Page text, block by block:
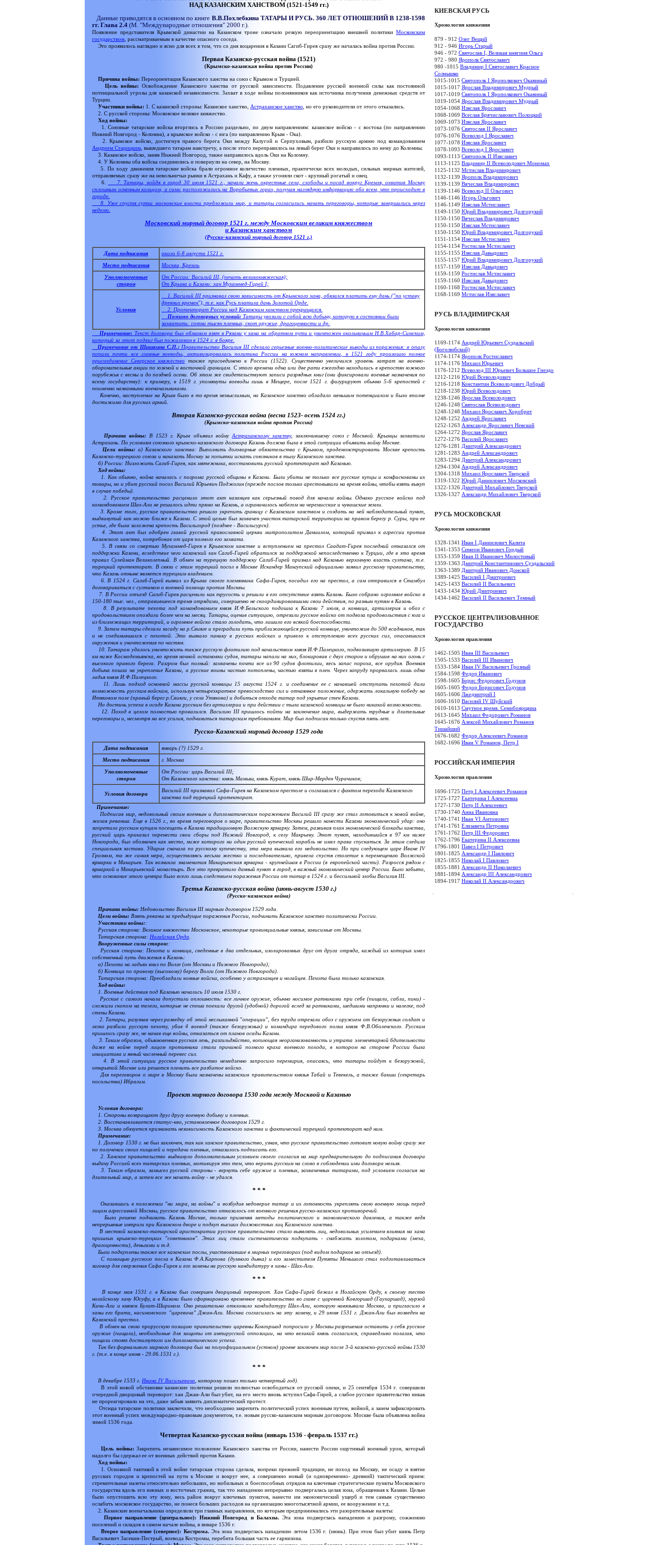
НАД КАЗАНСКИМ ХАНСТВОМ (1521-1549 гг.)
Данные приводятся в основном по книге В.В.Похлебкина ТАТАРЫ И РУСЬ. 360 ЛЕТ ОТНОШЕНИЙ В 1238-1598
гг. Глава 2.4 (М. "Международные отношения" 2000 г.).
Появление представителя Крымской династии на Казанском троне означало резкую переориентацию внешней политики Московским
государством , рассматриваемым в качестве опасного соседа.
Это проявилось наглядно и ясно для всех в том, что со дня воцарения в Казани Сагиб-Гирея сразу же началась война против России.
Первая Казанско-русская война (1521)
(Крымско-казанская война против России)
Причина войны: Переориентация Казанского ханства на союз с Крымом и Турцией.
Цель войны: Освобождение Казанского ханства от русской зависимости. Подавление русской военной силы как постоянной
потенциальной угрозы для казанской независимости. Захват в ходе войны полонянников как источника получения денежных средств от
Турции.
Участники войны: 1. С казанской стороны: Казанское ханство, Астраханское ханство, но его руководители от этого отказались.
2. С русской стороны: Московское великое княжество.
Ход войны:
1. Союзные татарские войска вторглись в Россию раздельно, по двум направлениям: казанское войско - с востока (по направлению
Нижний Новгород - Коломна), а крымское войско - с юга (по направлению Крым - Ока).
2. Крымское войско, достигнув правого берега Оки между Калугой и Серпуховым, разбило русскую армию под командованием
Андреем Старицким, вышедшего татарам навстречу, а после этого переправилось на левый берег Оки и направилось по нему до Коломны.
3. Казанское войско, заняв Нижний Новгород, также направилось вдоль Оки на Коломну.
4. У Коломны оба войска соединились и повернули на север, на Москву.
5. По ходу движения татарские войска брали огромное количество пленных, практически всех молодых, сильных мирных жителей,
отправляемых сразу же на невольничьи рынки в Астрахань и Кафу, а также угоняли скот - крупный рогатый и овец.
6.
7. Татары, войдя в город 30 июля 1521 г., начали жечь окрестные села, слободы и посад вокруг Кремля, охватив Москву
сплошным огненным кольцом, а сами расположились на Воробьевых горах, получая наглядную информацию обо всем, что происходит в
городе.
8. Уже спустя сутки московские власти предложили мир, и татары согласились начать переговоры, которые завершились через
неделю.
Московский мирный договор 1521 г. между Московским великим княжеством
и Казанским ханством
(Русско-казанский мирный договор 1521 г.)
Дата подписания
около 6-8 августа 1521 г.
Место подписания
Москва, Кремль
Уполномоченные
сторон
От России: Василий III, (печать великокняжеская);
От Крыма и Казани: хан Мухаммед-Гирей I;
Условия
1. Василий III признавал свою зависимость от Крымского хана, обязался платить ему дань ("по уставу
древних времен"), т.е. как Русь платила дань Золотой Орде
2. Протекторат России над Казанским ханством прекращался.
Помимо договорных условий: Татары увозили с собой всю добычу, которую в состоянии были
захватить: сотни тысяч пленных, скот оружие, драгоценности и др.
Примечание: Текст договора был обманом взят в Рязани у хана на обратном пути и уничтожен окольничьим Н.В.Хабар-Симским,
который за этот подвиг был пожалован в 1524 г. в бояре.
Примечание от Шишкина С.П.: Правительство Василия III сделало серьезные военно-политические выводы из поражения: в опалу
попали почти все главные воеводы, активизировалась политика России на южном направлении, в 1521 году произошло полное
присоединение Северское княжество
также присоединено к России (1522). Существенно увеличился уровень затрат на военно-
оборонительные акции по южной и восточной границам. С этого времени одна или две рати ежегодно находились в крепостях южного
порубежья с весны и до поздней осени. Об этом же свидетельствуют записи разрядных книг (они фиксировали военные назначения по
всему государству): к примеру, в 1519 г. упомянуты воеводы лишь в Мещере, после 1521 г. фигурируют обычно 5-6 крепостей с
поименно названными военачальниками.
Конечно, наступление на Крым было в то время немыслимым, но Казанское ханство обладало меньшим потенциалом и было вполне
достижимо для русских армий.
Вторая Казанско-русская война (весна 1523- осень 1524 гг.)
(Крымско-казанская война против России)
Причина войны: В 1523 г. Крым объявил войну Астраханскому ханству, заключившему союз с Москвой. Крымцы захватили
Астрахань. По условиям союзного крымско-казанского договора Казань должна была в этой ситуации объявить войну Москве.
Цели войны: а) Казанского ханства: Выполнить договорные обязательства с Крымом, продемонстрировать Москве крепость
Казанско-турецкого союза и наказать Москву за попытки искать союзников в тылу Казанского ханства.
б) России: Низложить Сагиб-Гирея, как мятежника, восстановить русский протекторат над Казанью.
Ход войны:
1. Как обычно, война началась с погрома русской общины в Казани. Были убиты не только все русские купцы и конфискованы их
товары, но и убит русский посол Василий Юрьевич Поджогин (прежде послов только арестовывали на время войны, чтобы взять выкуп
в случае победы).
2. Русское правительство расценило этот акт казанцев как серьезный повод для начала войны. Однако русское войско под
командованием Шах-Али не решилось идти прямо на Казань, а ограничилось набегом на черемисские и чувашские земли.
3. Кроме того, русское правительство решило укрепить границу с Казанским ханством и создать на ней наблюдательный пункт,
выдвинутый как можно ближе к Казани. С этой целью был захвачен участок татарской территории на правом берегу р. Суры, при ее
устье, где была заложена крепость Васильгород (позднее - Васильсурск).
4. Этот акт был одобрен главой русской православной церкви митрополитом Даниилом, который призвал к агрессии против
Казанского ханства, потребовав от царя полного его захвата.
5. В связи со смертью Мухаммед-Гирея в Крымском ханстве и вступлением на престол Саадат-Гирея последний отказался от
поддержки Казани, вследствие чего казанский хан Сагиб-Гирей обратился за поддержкой непоследственно к Турции, где в это время
правил Сулейман Великолепный. В обмен на турецкую поддержку Сагиб-Гирей признал над Казанью верховную власть султана, т.е.
турецкий протекторат. В связи с этим турецкий посол в Москве Искандер Мангупский официально заявил русскому правительству,
что Казань отныне является турецким владением.
6. В 1524 г. Сагиб-Гирей вызвал из Крыма своего племянника Сафа-Гирея, посадил его на престол, а сам отправился в Стамбул
договариваться с султаном о военной помощи против Москвы.
7. В России отъезд Сагиб-Гирея расценили как трусость и решили в его отсутствие взять Казань. Было собрано огромное войско в
150-180 тыс. чел., отправившееся тремя отрядами, совершенно не скоординировавшими свои действия, по разным путям в Казань.
8. В результате пехота под командованием князя И.Ф.Бельского подошла к Казани 7 июля, а конница, артиллерия и обоз с
продовольствием опоздали более чем на месяц. Татары, оценив ситуацию, отрезали русское войско от подвоза продовольствия с юга и
из близлежащих территорий, и огромное войско стало голодать, что лишило его всякой боеспособности.
9. Затем татары сделали засаду на р.Свияге и преградили путь приближающейся русской коннице, уничтожив до 500 всадников, так
и не соединившихся с пехотой. Это вызвало панику в русских войсках и привело к отступлению всех русских сил, опасавшихся
окружения и уничтожения по частям.
10. Татарам удалось уничтожить также русскую флотилию под начальством князя И.Ф.Палецкого, подвозившую артиллерию. В 15
км ниже Космодемьянска, во время ночной остановки судов, татары напали на них, блокировав с двух сторон и обрушив на них огонь с
высокого правого берега. Разгром был полный: захвачены почти все из 90 судов флотилии, весь запас пороха, все орудия. Военная
добыча пошла на укрепление Казани, а русские воины частью потоплены, частью взяты в плен. Через запруду прорвалась лишь одна
ладья князя И.Ф.Палецкого.
11. Лишь подход основной массы русской конницы 15 августа 1524 г. и соединение ее с начавшей отступать пехотой дали
возможность русским войскам, используя четырехкратное превосходство сил и отчаянное положение, одержать локальную победу на
Итяковом поле (правый берег р.Свияги, у села Утякова) и добиться отхода татар под укрытие стен Казани.
Но достичь успеха в осаде Казани русским без артиллерии и при действии с тыла казанской конницы не было никакой возможности.
12. Поход в целом полностью провалился. Василию III пришлось пойти на заключение мира, выдержать трудные и длительные
переговоры и, несмотря на все усилия, подчиниться татарским требованиям. Мир был подписан только спустя пять лет.
Русско-Казанский мирный договор 1529 года
Дата подписания
январь (?) 1529 г.
Место подписания
г. Москва
Уполномоченные
сторон
От России: царь Василий III;
От Казанского ханства: князь Мамыш, князь Курат, князь Шир-Мерден Чурачиков;
Условия договора
Василий III признавал Сафа-Гирея на Казанском престоле и соглашался с фактом перехода Казанского
ханства под турецкий протекторат.
Примечание:
Подписав мир, недовольный своим военным и дипломатическим поражением Василий III сразу же стал готовиться к новой войне,
желая реванша. Еще в 1526 г., во время переговоров о мире, правительство Москвы решило нанести Казани экономический удар: оно
запретило русским купцам посещать в Казани традиционную Волжскую ярмарку. Затем, развивая план экономической блокады ханства,
русский царь приказал перенести свои сборы под Нижний Новгород, к селу Макрьеву. Этот пункт, находившийся в 97 км ниже
Новгорода, был обозначен как место, ниже которого ни один русский купеческий корабль не имел права спускаться. За этим следила
специальная застава. Ударив сначала по русскому купечеству, эта мера вызвала его недовольство. Но при следующем царе Иване IV
Грозном, та же самая мера, осуществляясь весьма жестко и последовательно, привела спустя столетие к перемещению Волжской
ярмарки в Макарьев. Так возникла знаменитая Макарьевская ярмарка - крупнейшая в России (в европейской части). Разросся рядом с
ярмаркой и Макарьевский монастырь. Все это превратило данный пункт в город, в важный экономический центр России. Было забыто,
что основание этого центра было всего лишь следствием поражения России от татар в 1524 г. и бессильной злобы Василия III.
Третья Казанско-русская война (июнь-август 1530 г.)
(Русско-казанская война)
Причина войны: Недовольство Василия III мирным договором 1529 года.
Цели войны: Взять реванш за предыдущие поражения России, подчинить Казанское ханство политически России.
Участники войны::
Русская сторона: Великое княжество Московское, некоторые провинциальные князья, зависимые от Москвы.
Татарская сторона: Ногайская Орда
Вооруженные силы сторон::
Русская сторона: Пехота и конница, сведенные в два отдельных, изолированных друг от друга отряда, каждый из которых имел
собственный путь движения в Казань:
а) Пехота на ладьях вниз по Волге (от Москвы и Нижнего Новгорода);
б) Конница по правому (высокому) берегу Волги (от Нижнего Новгорода).
Татарская сторона: Преобладали конные войска, особенно у астраханцев и ногайцев. Пехота была только казанская.
Ход войны:
1. Военные действия под Казанью начались 10 июля 1530 г.
Русские с самого начала допустили оплошность: все личное оружие, обычно носимое ратниками при себе (пищали, сабли, пики) -
сложили скопом на телеги, которые не спеша поехали другой (удобной) дорогой вслед за ратниками, шедшими напрямки и налегке, под
стены Казани.
2. Татары, разузнав через разведку об этой неслыханной "операции", без труда отрезали обоз с оружием от безоружных солдат и
легко разбили русскую пехоту, убив 4 воевод (также безоружных) и командира передового полка князя Ф.В.Оболенского. Русским
пришлось сразу же, не начав еще войны, отказаться от планов осады Казани.
3. Таким образом, обыкновенная русская лень, разгильдяйство, вопиющая неорганизованность и утрата элементарной бдительности
даже на войне перед лицом противника стали причиной полного краха военного похода, в котором на стороне России была
инициатива и явный численный перевес сил.
4. В этой ситуации русское правительство немедленно запросило перемирия, опасаясь, что татары пойдут к безоружной,
открытой Москве или решатся пленить все разбитое войско.
Для переговоров о мире в Москву были назначены казанским правительством князья Табай и Тевекель, а также бакши (секретарь
посольства) Ибрагим.
Проект мирного договора 1530 года между Москвой и Казанью
Условия договора:
1. Стороны возвращают друг другу военную добычу и пленных.
2. Восстанавливается статус-кво, установленное договором 1529 г.
3. Москва обязуется признавать независимость Казанского ханства и фактический турецкий протекторат над ним.
Примечание:
1. Договор 1530 г. не был заключен, так как ханское правительство, узнав, что русское правительство готовит новую войну сразу же
по получении своих пищалей и передачи пленных, отказалось подписать его.
2. Ханское правительство выдвинуло дополнительным условием своего согласия на мир предварительную до подписания договора
выдачу Россией всех татарских пленных, мотивируя это тем, что верить русским на слово в соблюдении ими договора нельзя.
3. Таким образом, замысел русской стороны - вернуть себе оружие и пленных, захваченных татарами, под условием согласия на
длительный мир, а затем все же начать войну - не удался.
* * *
Оказавшись в положении "ни мира, ни войны" и возбудив недоверие татар и их готовность укреплять свою военную мощь перед
лицом агрессивной Москвы, русское правительство отказалось от военного решения русско-казанских противоречий.
Было решено подчинить Казань Москве, только применяя методы политического и экономического давления, а также ведя
непрерывные интриги при Казанском дворе и подкуп высших должностных лиц Казанского ханства.
В местной казанско-татарской аристократии русское правительство стало выявлять лиц, недовольных усилением влияния на хана
пришлых крымско-турецких "советников". Этих лиц стали систематически подкупать - снабжать золотом, подарками (меха,
драгоценности), деньгами и т.д.
Были подкуплены также все казанские послы, участвовавшие в мирных переговорах (под видом подарков на отъезд).
С помощью русского посла в Казани Ф.А.Карпова (думного дьяка) и его заместителя Путяты Меньшого стал подготавливаться
заговор для свержения Сафа-Гирея и его замены на русскую кандидатуру в ханы - Шах-Али.
* * *
В конце мая 1531 г. в Казани был совершен дворцовый переворот. Хан Сафа-Гирей бежал в Ногайскую Орду, к своему тестю
ногайскому хану Юсуфу, а в Казани было сформировано временное правительство во главе с царевной Ковгоршад (Гаухаршад), мурзой
Кичи-Али и князем Булат-Ширином. Оно решительно отклонило кандидатуру Шах-Али, которую навязывала Москва, и пригласило в
ханы его брата, касимовского "царевича" Джан-Али. Москва согласилась на эту замену, и 29 июня 1531 г. Джан-Али был возведен на
Казанский престол.
В обмен на свою прорусскую позицию правительство царевны Ковгоршад попросило у Москвы разрешения оставить у себя русское
оружие (пищали), необходимые для защиты от антирусской оппозиции, на что великий князь согласился, справедливо полагая, что
пищали стоят достигнутого им дипломатического успеха.
Так без формального мирного договора был на полуофициальном (устном) уровне заключен мир после 3-й казанско-русской войны 1530
г. (т.е. в конце июня - 29.06.1531 г.).
* * *
В декабре 1533 г. Ивана IV Васильевича , которому пошел только четвертый год)
В этой новой обстановке казанские политики решили полностью освободиться от русской опеки, и 25 сентября 1534 г. совершили
очередной дворцовый переворот: хан Джан-Али был убит, на его место вновь вступил Сафа-Гирей, а слабое русское правительство никак
не прореагировало на это, даже забыв заявить дипломатический протест.
Отсюда татарские политики заключили, что необходимо закрепить политический успех военным путем, войной, а заием зафиксировать
этот военный успех международно-правовым документом, т.е. новым русско-казанским мирным договором. Москве была объявлена война
зимой 1536 года.
Четвертая Казанско-русская война (январь 1536 - февраль 1537 гг.)
Цель войны: Закрепить независимое положение Казанского ханства от России, нанести России ощутимый военный урон, который
надолго бы сдержал ее от военных действий против Казани.
Ход войны:
1. Основной тактикой в этой войне татарская сторона сделала, вопреки прежней традиции, не поход на Москву, не осаду и взятие
русских городов и крепостей на пути к Москве и вокруг нее, а совершенно новый (и одновременно- древний) тактический прием:
стремительные налеты относительно небольших, но мобильных и боеспособных отрядов на ключевые стратегические пункты Московского
государства вдоль его южных и восточных границ, так что нападению непрерывно подвергалась целая зона, обращенная к Казани. Целью
было опустошить всю эту зону, весь район вокруг ключевых пунктов, нанести им экономический ущерб и тем самым существенно
ослабить московское государство, не понеся больших расходов на организацию многотысячной армии, ее вооружение и т.д.
2. Казанские военачальники определили три главных направления, по которым предпринимались эти разорительные налеты:
Первое направление (центральное): Нижний Новгород и Балахна.Эта зона подверглась нападению и разгрому, сожжению
поселений и складов в самом начале войны, в январе 1536 г.
Второе направление (северное): Кострома.Эта зона подверглась нападению летом 1536 г. (июнь). При этом был убит князь Петр
Васильевич Засекин-Пестрый, воевода Костромы, перебита большая часть ее гарнизона.
КИЕВСКАЯ РУСЬ
Хронология княжения
879 - 912 Олег Вещий
912 - 946 Игорь Старый
946 - 972 Святослав I, Великая княгиня Ольга
972 - 980 Ярополк Святославич
980 -1015 Владимир I Святославич Красное
Солнышко
1015-1015 Святополк I Ярополкович Окаянный
1015-1017 Ярослав Владимирович Мудрый
1017-1019 Святополк I Ярополкович Окаянный
1019-1054 Ярослав Владимирович Мудрый
1054-1068 Изяслав Ярославич
1068-1069 Всеслав Брячиславович Полоцкий
1069-1073 Изяслав Ярославич
1073-1076 Святослав II Ярославич
1076-1076 Всеволод I Ярославич
1077-1078 Изяслав Ярославич
1078-1093 Всеволод I Ярославич
1093-1113 Святополк II Изяславич
1113-1125 Владимир II Всеволодович Мономах
1125-1132 Мстислав Владимирович
1132-1139 Ярополк Владимирович
1139-1139 Вячеслав Владимирович
1139-1146 Всеволод II Ольгович
1146-1146 Игорь Ольгович
1146-1149 Изяслав Мстиславич
1149-1150 Юрий Владимирович Долгорукий
1150-1150 Вячеслав Владимирович
1150-1150 Изяслав Мстиславич
1150-1150 Юрий Владимирович Долгорукий
1151-1154 Изяслав Мстиславич
1154-1154 Ростислав Мстиславич
1155-1155 Изяслав Давыдович
1155-1157 Юрий Владимирович Долгорукий
1157-1159 Изяслав Давыдович
1159-1159 Ростислав Мстиславич
1159-1160 Изяслав Давыдович
1160-1168 Ростислав Мстиславич
1168-1169 Мстислав Изяславич
РУСЬ ВЛАДИМИРСКАЯ
Хронология княжения
1169-1174 Андрей Юрьевич Суздальский
(Боголюбский)
1174-1174 Ярополк Ростиславич
1174-1176 Михаил Юрьевич
1176-1212 Всеволод III Юрьевич Большое Гнездо
1212-1216 Юрий Всеволодович
1216-1218 Константин Всеволодович Добрый
1218-1238 Юрий Всеволодович
1238-1246 Ярослав Всеволодович
1246-1248 Святослав Всеволодович
1248-1248 Михаил Ярославич Хоробрит
1248-1252 Андрей Ярославич
1252-1263 Александр Ярославич Невский
1264-1272 Ярослав Ярославич
1272-1276 Василий Ярославич
1276-1281 Дмитрий Александрович
1281-1283 Андрей Александрович
1283-1294 Дмитрий Александрович
1294-1304 Андрей Александрович
1304-1318 Михаил Ярославич Тверской
1319-1322 Юрий Даниилович Московский
1322-1326 Дмитрий Михайлович Тверской
1326-1327 Александр Михайлович Тверской
РУСЬ МОСКОВСКАЯ
Хронология княжения
1328-1341 Иван I Даниилович Калита
1341-1353 Симеон Иванович Гордый
1353-1359 Иван II Иванович Милостивый
1359-1363 Дмитрий Константинович Суздальский
1363-1389 Дмитрий Иванович Донской
1389-1425 Василий I Дмитриевич
1425-1433 Василий II Васильевич
1433-1434 Юрий Дмитриевич
1434-1462 Василий II Васильевич Темный
РУССКОЕ ЦЕНТРАЛИЗОВАННОЕ
ГОСУДАРСТВО
Хронология правления
1462-1505 Иван III Васильевич
1505-1533 Василий III Иванович
1533-1584 Иван IV Васильевич Грозный
1584-1598 Федор Иванович
1598-1605 Борис Федорович Годунов
1605-1605 Федор Борисович Годунов
1605-1606 Лжедмитрий I
1606-1610 Василий IV Шуйский
1610-1613 Смутное время. Семибоярщина
1613-1645 Михаил Федорович Романов
1645-1676 Алексей Михайлович Романов
Тишайший
1676-1682 Федор Алексеевич Романов
1682-1696 Иван V Романов, Петр I
РОССИЙСКАЯ ИМПЕРИЯ
Хронология правления
1696-1725 Петр I Алексеевич Романов
1725-1727 Екатерина I Алексеевна
1727-1730 Петр II Алексеевич
1730-1740 Анна Ивановна
1740-1741 Иван VI Антонович
1741-1761 Елизавета Петровна
1761-1762 Петр III Федорович
1762-1796 Екатерина II Алексеевна
1796-1801 Павел I Петрович
1801-1825 Александр I Павлович
1825-1855 Николай I Павлович
1855-1881 Александр II Николаевич
1881-1894 Александр III Александрович
1894-1917 Николай II Александрович